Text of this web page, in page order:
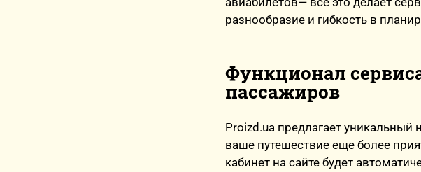
разнообразие и гибкость в
Функционал
пассажиров
Proizd.ua предлагает
ваше путешествие еще более
кабинет на сайте будет